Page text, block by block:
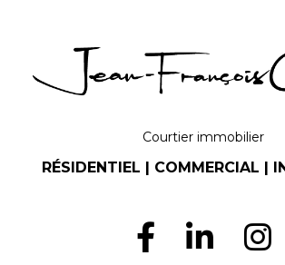
Courtier immobilier
RÉSIDENTIEL | COMMERCIAL |